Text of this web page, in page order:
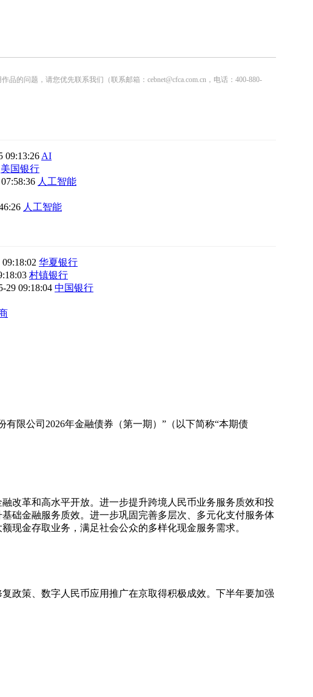
的问题，请您优先联系我们（联系邮箱：cebnet@cfca.com.cn，电话：400-880-
09:13:26 AI
美国银行
人工智能
人工智能
华夏银行
村镇银行
29 09:18:04 中国银行
限公司2026年金融债券（第一期）”（以下简称“本期债
改革和高水平开放。进一步提升跨境人民币业务服务质效和投
础金融服务质效。进一步巩固完善多层次、多元化支付服务体
现金存取业务，满足社会公众的多样化现金服务需求。
政策、数字人民币应用推广在京取得积极成效。下半年要加强